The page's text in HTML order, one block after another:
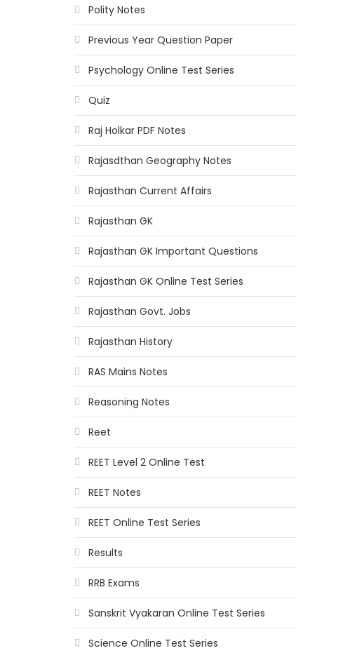
Polity Notes
Previous Year Question Paper
Psychology Online Test Series
Quiz
Raj Holkar PDF Notes
Rajasdthan Geography Notes
Rajasthan Current Affairs
Rajasthan GK
Rajasthan GK Important Questions
Rajasthan GK Online Test Series
Rajasthan Govt. Jobs
Rajasthan History
RAS Mains Notes
Reasoning Notes
Reet
REET Level 2 Online Test
REET Notes
REET Online Test Series
Results
RRB Exams
Sanskrit Vyakaran Online Test Series
Science Online Test Series